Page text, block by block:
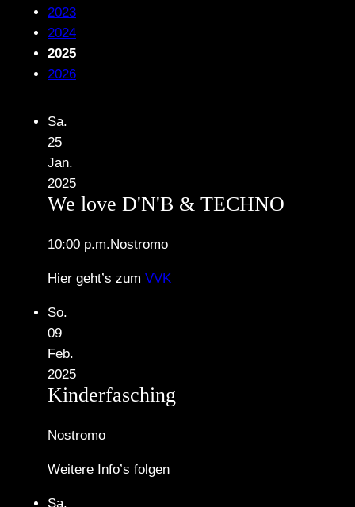
2023
2024
2025
2026
Sa.
25
Jan.
2025
We love D'N'B & TECHNO
10:00 p.m.Nostromo
Hier geht’s zum VVK
So.
09
Feb.
2025
Kinderfasching
Nostromo
Weitere Info’s folgen
Sa.